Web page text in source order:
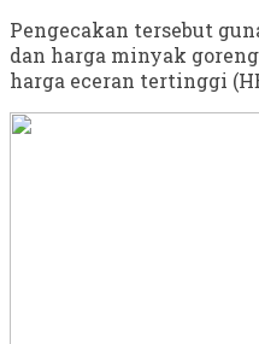
Pengecakan tersebut
dan harga minyak
harga eceran tertinggi